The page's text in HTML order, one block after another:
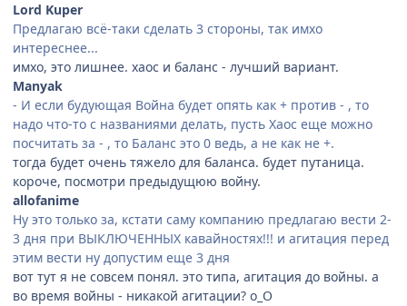
Lord Kuper
Предлагаю всё-таки сделать 3 стороны, так имхо
интереснее...
имхо, это лишнее. хаос и баланс - лучший вариант.
Manyak
- И если будующая Война будет опять как + против - , то
надо что-то с названиями делать, пусть Хаос еще можно
посчитать за - , то Баланс это 0 ведь, а не как не +.
тогда будет очень тяжело для баланса. будет путаница.
короче, посмотри предыдущюю войну.
allofanime
Ну это только за, кстати саму компанию предлагаю вести 2-
3 дня при ВЫКЛЮЧЕННЫХ кавайностях!!! и агитация перед
этим вести ну допустим еще 3 дня
вот тут я не совсем понял. это типа, агитация до войны. а
во время войны - никакой агитации? о_О